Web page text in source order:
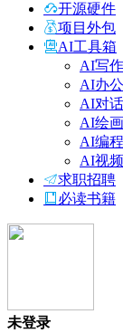
开源硬件
项目外包
AI工具箱
AI写作
AI办公
AI对话
AI绘画
AI编程
AI视频
求职招聘
必读书籍
未登录